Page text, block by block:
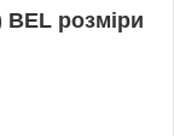
BEL розміри